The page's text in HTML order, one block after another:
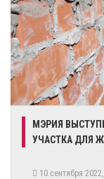
МЭРИЯ
УЧАСТКА ДЛЯ
10 сентября